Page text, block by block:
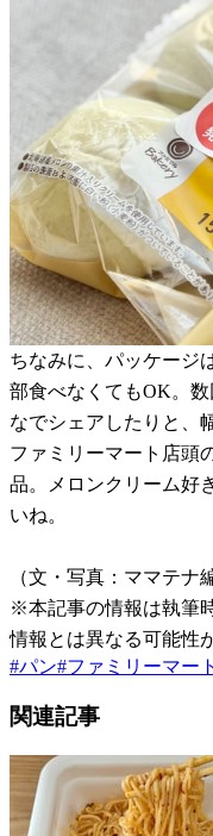
ちなみに、パッケージ
部食べなくてもOK。
なでシェアしたりと、
ファミリーマート店頭
品。メロンクリーム好
いね。
（文・写真：ママテナ
※本記事の情報は執筆
情報とは異なる可能性
#パン#ファミリーマート
関連記事